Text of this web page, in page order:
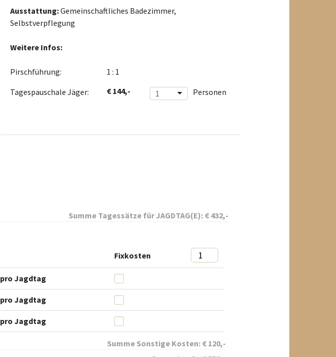
Ausstattung:Gemeinschaftliches Badezimmer,
Selbstverpflegung
Weitere Infos:
Pirschführung:
1 : 1
Tagespauschale Jäger:
€ 144,- 1 Personen
Summe Tagessätze fürJAGDTAG(E): € 432,-
Fixkosten
pro Jagdtag
pro Jagdtag
pro Jagdtag
Summe Sonstige Kosten: € 120,-